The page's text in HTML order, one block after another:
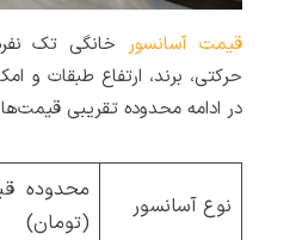
قیمت آسانسور خانگی تک
حرکتی، برند، ارتفاع طبقات و
در ادامه محدوده تقریبی
نوع آسانسور
محدوده
(تومان)